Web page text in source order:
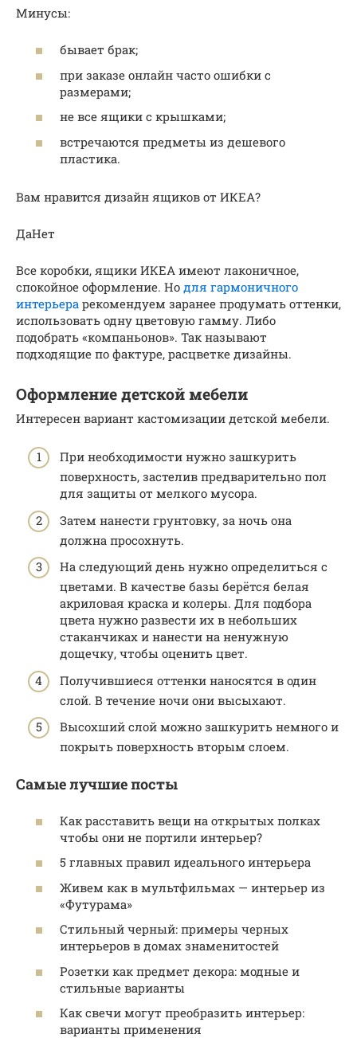
Минусы:
бывает брак;
при заказе онлайн часто ошибки с
размерами;
не все ящики с крышками;
встречаются предметы из дешевого
пластика.
Вам нравится дизайн ящиков от ИКЕА?
ДаНет
Все коробки, ящики ИКЕА имеют лаконичное,
спокойное оформление. Но для гармоничного
интерьера рекомендуем заранее продумать оттенки,
использовать одну цветовую гамму. Либо
подобрать «компаньонов». Так называют
подходящие по фактуре, расцветке дизайны.
Оформление детской мебели
Интересен вариант кастомизации детской мебели.
При необходимости нужно зашкурить
поверхность, застелив предварительно пол
для защиты от мелкого мусора.
Затем нанести грунтовку, за ночь она
должна просохнуть.
На следующий день нужно определиться с
цветами. В качестве базы берётся белая
акриловая краска и колеры. Для подбора
цвета нужно развести их в небольших
стаканчиках и нанести на ненужную
дощечку, чтобы оценить цвет.
Получившиеся оттенки наносятся в один
слой. В течение ночи они высыхают.
Высохший слой можно зашкурить немного и
покрыть поверхность вторым слоем.
Самые лучшие посты
Как расставить вещи на открытых полках
чтобы они не портили интерьер?
5 главных правил идеального интерьера
Живем как в мультфильмах — интерьер из
«Футурама»
Стильный черный: примеры черных
интерьеров в домах знаменитостей
Розетки как предмет декора: модные и
стильные варианты
Как свечи могут преобразить интерьер:
варианты применения